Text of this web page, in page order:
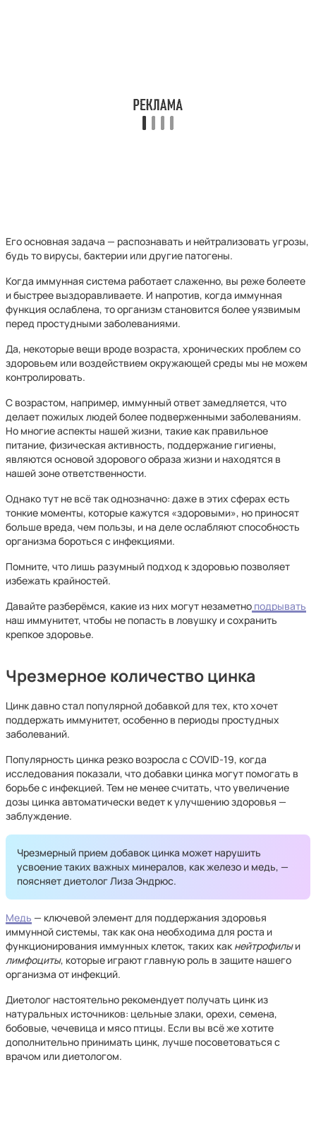
Его основная задача — распознавать и нейтрализовать угрозы,
будь то вирусы, бактерии или другие патогены.
Когда иммунная система работает слаженно, вы реже болеете
и быстрее выздоравливаете. И напротив, когда иммунная
функция ослаблена, то организм становится более уязвимым
перед простудными заболеваниями.
Да, некоторые вещи вроде возраста, хронических проблем со
здоровьем или воздействием окружающей среды мы не можем
контролировать.
С возрастом, например, иммунный ответ замедляется, что
делает пожилых людей более подверженными заболеваниям.
Но многие аспекты нашей жизни, такие как правильное
питание, физическая активность, поддержание гигиены,
являются основой здорового образа жизни и находятся в
нашей зоне ответственности.
Однако тут не всё так однозначно: даже в этих сферах есть
тонкие моменты, которые кажутся «здоровыми», но приносят
больше вреда, чем пользы, и на деле ослабляют способность
организма бороться с инфекциями.
Помните, что лишь разумный подход к здоровью позволяет
избежать крайностей.
Давайте разберёмся, какие из них могут незаметно подрывать
наш иммунитет, чтобы не попасть в ловушку и сохранить
крепкое здоровье.
Чрезмерное количество цинка
Цинк давно стал популярной добавкой для тех, кто хочет
поддержать иммунитет, особенно в периоды простудных
заболеваний.
Популярность цинка резко возросла с COVID-19, когда
исследования показали, что добавки цинка могут помогать в
борьбе с инфекцией. Тем не менее считать, что увеличение
дозы цинка автоматически ведет к улучшению здоровья —
заблуждение.
Чрезмерный прием добавок цинка может нарушить
усвоение таких важных минералов, как железо и медь, —
поясняет диетолог Лиза Эндрюс.
Медь — ключевой элемент для поддержания здоровья
иммунной системы, так как она необходима для роста и
функционирования иммунных клеток, таких как нейтрофилыи
лимфоциты, которые играют главную роль в защите нашего
организма от инфекций.
Диетолог настоятельно рекомендует получать цинк из
натуральных источников: цельные злаки, орехи, семена,
бобовые, чечевица и мясо птицы. Если вы всё же хотите
дополнительно принимать цинк, лучше посоветоваться с
врачом или диетологом.